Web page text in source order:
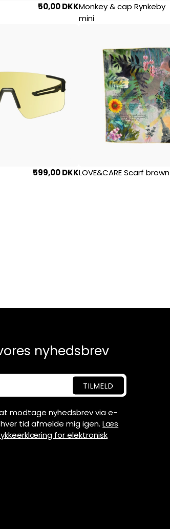
50,00 DKKMonkey & cap Rynkeby
mini
599,00 DKKLOVE&CARE Scarf brown
nyhedsbrev
modtage nyhedsbrev via e-
tid afmelde mig igen.Læs
for elektronisk